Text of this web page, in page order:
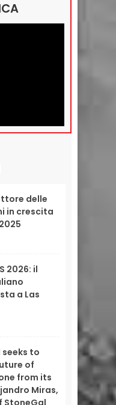
delle
in crescita
2026: il
a Las
seeks to
of
from its
Miras,
StoneGal